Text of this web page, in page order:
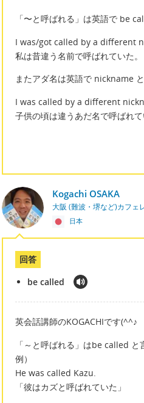
「〜と呼ばれる」は英語で be
I was/got called by a different
私は昔違う名前で呼ばれていた。
またアダ名は英語で nickname と
I was called by a different
子供の頃は違うあだ名で呼ばれて
Kogachi OSAKA
大阪 (難波・堺など)カフェ
日本
回答
be called
英会話講師のKOGACHIです(^^♪
「～と呼ばれる」はbe called と
例）
He was called Kazu.
「彼はカズと呼ばれていた」